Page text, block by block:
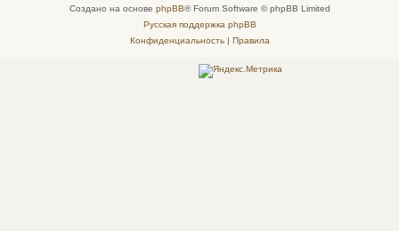
Создано на основе phpBB® Forum Software © phpBB Limited
Русская поддержка phpBB
Конфиденциальность| Правила